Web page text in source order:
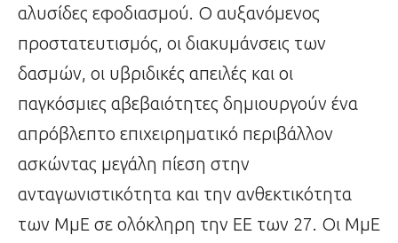
αλυσίδες εφοδιασμού. Ο αυξανόμενος
προστατευτισμός, οι διακυμάνσεις των
δασμών, οι υβριδικές απειλές και οι
παγκόσμιες αβεβαιότητες δημιουργούν ένα
απρόβλεπτο επιχειρηματικό περιβάλλον
ασκώντας μεγάλη πίεση στην
ανταγωνιστικότητα και την ανθεκτικότητα
των ΜμΕ σε ολόκληρη την ΕΕ των 27. Οι ΜμΕ